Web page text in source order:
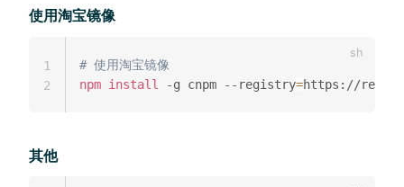
使用淘宝镜像
# 使用淘宝镜像
npm install -g cnpm --registry=
1
2
其他